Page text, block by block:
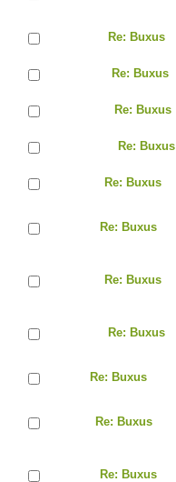
Re: Buxus
Re: Buxus
Re: Buxus
Re: Buxus
Re: Buxus
Re: Buxus
Re: Buxus
Re: Buxus
Re: Buxus
Re: Buxus
Re: Buxus